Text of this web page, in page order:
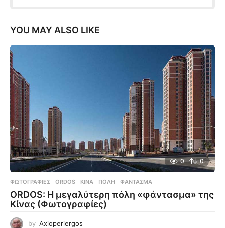
YOU MAY ALSO LIKE
0 0
ΦΩΤΟΓΡΑΦΊΕΣ ORDOS ,ΚΊΝΑ ,ΠΌΛΗ ,ΦΆΝΤΑΣΜΑ
ORDOS: Η μεγαλύτερη πόλη «φάντασμα» της
Κίνας (Φωτογραφίες)
by Axioperiergos